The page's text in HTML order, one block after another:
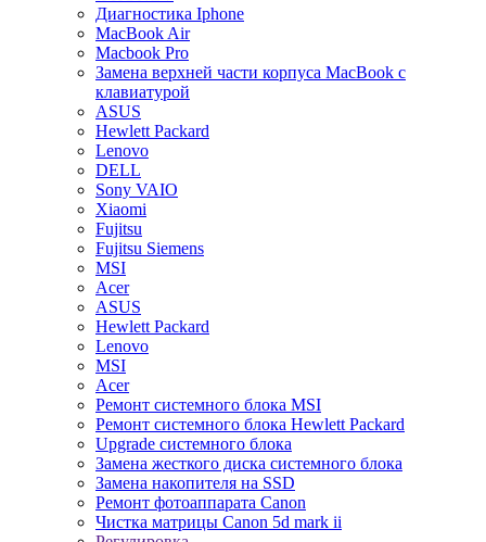
Диагностика Iphone
MacBook Air
Macbook Pro
Замена верхней части корпуса MacBook с
клавиатурой
ASUS
Hewlett Packard
Lenovo
DELL
Sony VAIO
Xiaomi
Fujitsu
Fujitsu Siemens
MSI
Acer
ASUS
Hewlett Packard
Lenovo
MSI
Acer
Ремонт системного блока MSI
Ремонт системного блока Hewlett Packard
Upgrade системного блока
Замена жесткого диска системного блока
Замена накопителя на SSD
Ремонт фотоаппарата Canon
Чистка матрицы Canon 5d mark ii